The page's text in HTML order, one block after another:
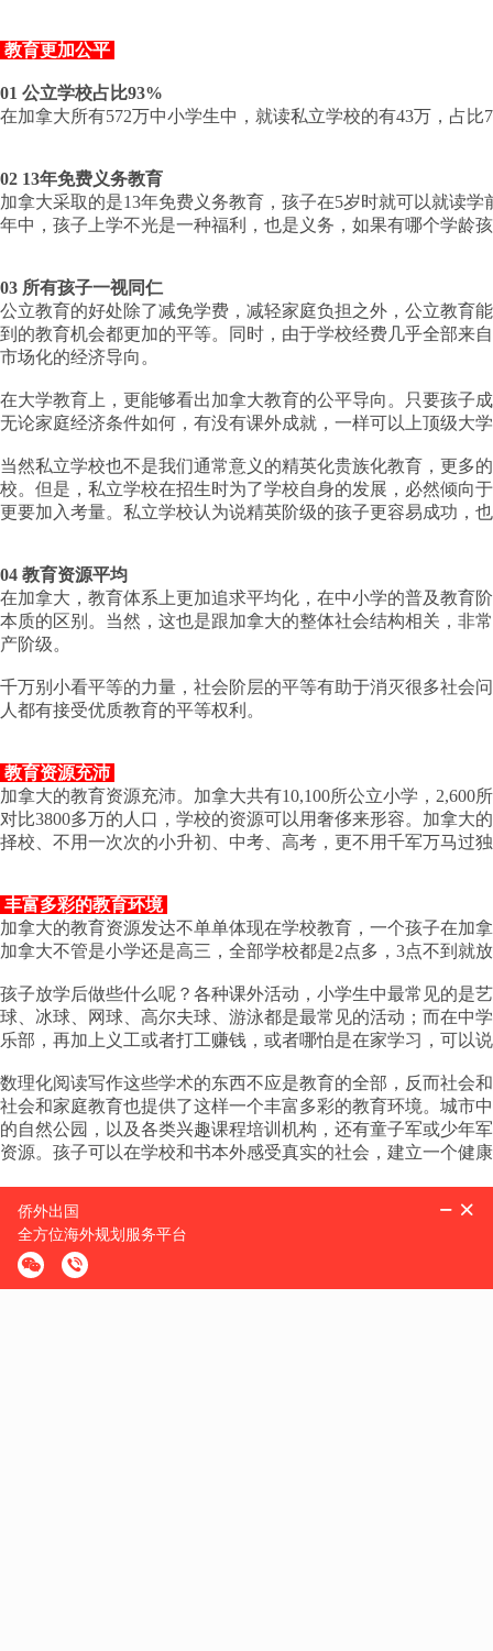
教育更加公平
01 公立学校占比93%
在加拿大所有572万中小学生中，就读私立学校的有43万，占
02 13年免费义务教育
加拿大采取的是13年免费义务教育，孩子在5岁时就可以就读
年中，孩子上学不光是一种福利，也是义务，如果有哪个学龄
03 所有孩子一视同仁
公立教育的好处除了减免学费，减轻家庭负担之外，公立教育
到的教育机会都更加的平等。同时，由于学校经费几乎全部来
市场化的经济导向。
在大学教育上，更能够看出加拿大教育的公平导向。只要孩子
无论家庭经济条件如何，有没有课外成就，一样可以上顶级大
当然私立学校也不是我们通常意义的精英化贵族化教育，更多
校。但是，私立学校在招生时为了学校自身的发展，必然倾向
更要加入考量。私立学校认为说精英阶级的孩子更容易成功，
04 教育资源平均
在加拿大，教育体系上更加追求平均化，在中小学的普及教育
本质的区别。当然，这也是跟加拿大的整体社会结构相关，非
产阶级。
千万别小看平等的力量，社会阶层的平等有助于消灭很多社会
人都有接受优质教育的平等权利。
教育资源充沛
加拿大的教育资源充沛。加拿大共有10,100所公立小学，2,600
对比3800多万的人口，学校的资源可以用奢侈来形容。加拿大
择校、不用一次次的小升初、中考、高考，更不用千军万马过
丰富多彩的教育环境
加拿大的教育资源发达不单单体现在学校教育，一个孩子在加
加拿大不管是小学还是高三，全部学校都是2点多，3点不到就
孩子放学后做些什么呢？各种课外活动，小学生中最常见的是
球、冰球、网球、高尔夫球、游泳都是最常见的活动；而在中
乐部，再加上义工或者打工赚钱，或者哪怕是在家学习，可以
数理化阅读写作这些学术的东西不应是教育的全部，反而社会
社会和家庭教育也提供了这样一个丰富多彩的教育环境。城市
的自然公园，以及各类兴趣课程培训机构，还有童子军或少年
资源。孩子可以在学校和书本外感受真实的社会，建立一个健
福利系统完善
最后，小侨想说的是，在加拿大孩子是最宝贵的财富，给到
额外的幼儿补贴，还有很多给到妈妈怀孕、育儿以及患病津贴